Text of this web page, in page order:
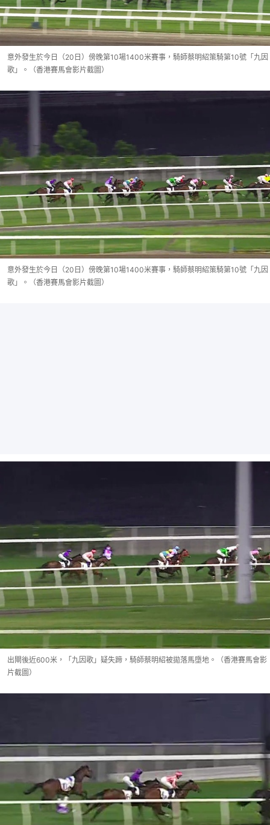
意外發生於今日（20日）傍晚第10場1400米賽事，騎師蔡明紹策騎第10號「九因
歌」。（香港賽馬會影片截圖）
意外發生於今日（20日）傍晚第10場1400米賽事，騎師蔡明紹策騎第10號「九因
歌」。（香港賽馬會影片截圖）
出閘後近600米，「九因歌」疑失蹄，騎師蔡明紹被拋落馬墮地。（香港賽馬會影
片截圖）